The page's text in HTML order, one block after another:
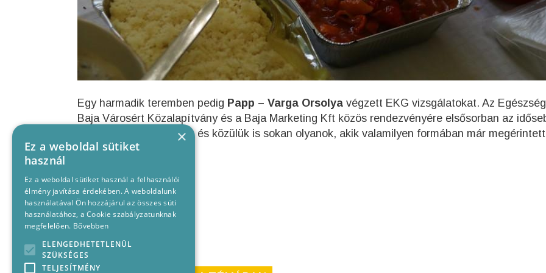
Egy harmadik teremben pedig Papp – Varga Orsolya végzett EKG vizsgálatokat. Az
Baja Városért Közalapítvány és a Baja Marketing Kft közös rendezvényére elsősorban az
korosztály volt kíváncsi, és közülük is sokan olyanok, akik valamilyen formában már
betegségtípus.
×
Ez a weboldal sütiket
használ
Ez a weboldal sütiket használ a felhasználói
élmény javítása érdekében. A weboldalunk
használatával Ön hozzájárul az összes süti
használatához, a Cookie szabályzatunknak
megfelelően. Bővebben
ELENGEDHETETLENÜL
SZÜKSÉGES
TELJESÍTMÉNY